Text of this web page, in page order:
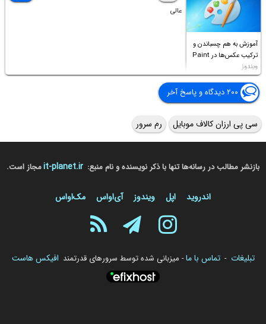
آموزش به هم چسباندن و
ترکیب عکس‌ها در Paint
ویندوز
عالی
۲۰۰ دیدگاه و پاسخ آخر
سی پی ارزان کالاف موبایل رم سرور
بازنشر مطالب در رسانه‌ها تنها با ذکر نویسنده و نام منبع: it-planet.irمجاز است.
اندروید اپل ویندوز آی‌او‌اس مک‌او‌اس
تبلیغات - تماس با ما- میزبانی شده توسط سرورهای قدرتمند افیکس هاست